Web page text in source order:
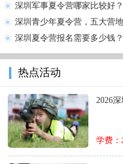
深圳军事夏令营哪家比较好？
深圳青少年夏令营，五大营
深圳夏令营报名需要多少钱
热点活动
2026
学费：